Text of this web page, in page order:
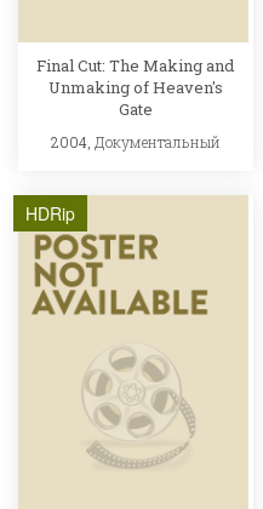
Final Cut: The Making and
Unmaking of Heaven's
Gate
2004, Документальный
HDRip